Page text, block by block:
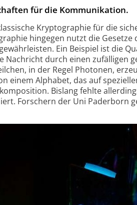
für die Kommunikation.
Kryptographie für die
hingegen nutzt die Gesetze
Ein Beispiel ist die
Nachricht durch einen zufälligen
in der Regel Photonen,
einem Alphabet, das auf
Bislang fehlte
Forschern der Uni Paderborn